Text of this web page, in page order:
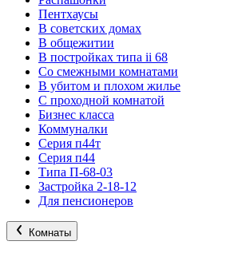
Пентхаусы
В советских домах
В общежитии
В постройках типа ii 68
Со смежными комнатами
В убитом и плохом жилье
С проходной комнатой
Бизнес класса
Коммуналки
Серия п44т
Серия п44
Типа П-68-03
Застройка 2-18-12
Для пенсионеров
Комнаты